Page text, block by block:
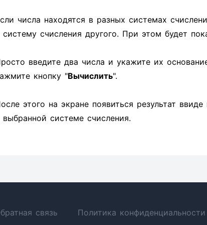
числа находятся в разных системах
систему счисления другого. При этом будет
введите два числа и укажите их
кнопку "Вычислить".
этого на экране появиться результат
выбранной системе счисления.
связь Политика конфиденциальности